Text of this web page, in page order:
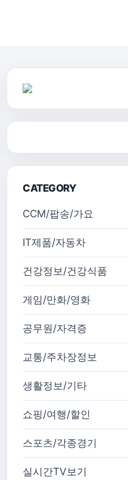
CATEGORY
CCM/팝송/가요
IT제품/자동차
건강정보/건강식품
게임/만화/영화
공무원/자격증
교통/주차장정보
생활정보/기타
쇼핑/여행/할인
스포츠/각종경기
실시간TV보기